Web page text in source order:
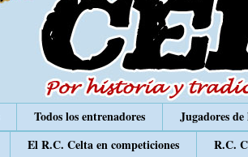
Todos los entrenadores Jugadores
El R.C. Celta en competiciones R.C.